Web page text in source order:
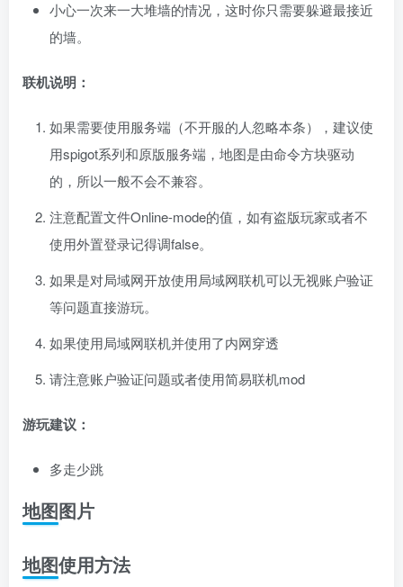
小心一次来一大堆墙的情况，这时你只需要躲避最接近
的墙。
联机说明：
如果需要使用服务端（不开服的人忽略本条），建议使
用spigot系列和原版服务端，地图是由命令方块驱动
的，所以一般不会不兼容。
注意配置文件Online-mode的值，如有盗版玩家或者不
使用外置登录记得调false。
如果是对局域网开放使用局域网联机可以无视账户验证
等问题直接游玩。
如果使用局域网联机并使用了内网穿透
请注意账户验证问题或者使用简易联机mod
游玩建议：
多走少跳
地图图片
地图使用方法